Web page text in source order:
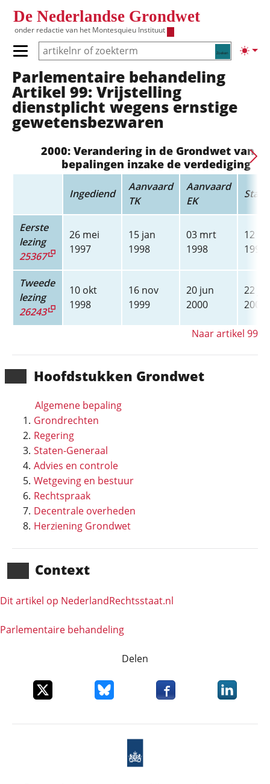
De Nederlandse Grondwet
onder redactie van het Montesquieu Instituut
Zoeken
Primair menu tonen/verbergen
Hoofdnavigatie
Hoofd­stukken Grondwet
Algemene bepaling
Grondrechten
Regering
Staten-Generaal
Advies en controle
Wetgeving en bestuur
Rechtspraak
Decentrale overheden
Herziening Grondwet
Context
Dit artikel op NederlandRechts­staat.nl
Parlementaire behandeling
Parlementaire behandeling
Artikel 99: Vrijstelling
dienstplicht wegens ernstige
gewetensbezwaren
2000: Verandering in de Grondwet van
bepalingen inzake de verdediging
Ingediend
Aanvaard
TK
Aanvaard
EK
Eerste
lezing
25367
26 mei
1997
15 jan
1998
03 mrt
1998
12
1998
Tweede
lezing
26243
10 okt
1998
16 nov
1999
20 jun
2000
22
2000
Naar artikel 99
Delen
Deel dit item op XDeel dit item op Bluesky
Deel dit item opDeel dit